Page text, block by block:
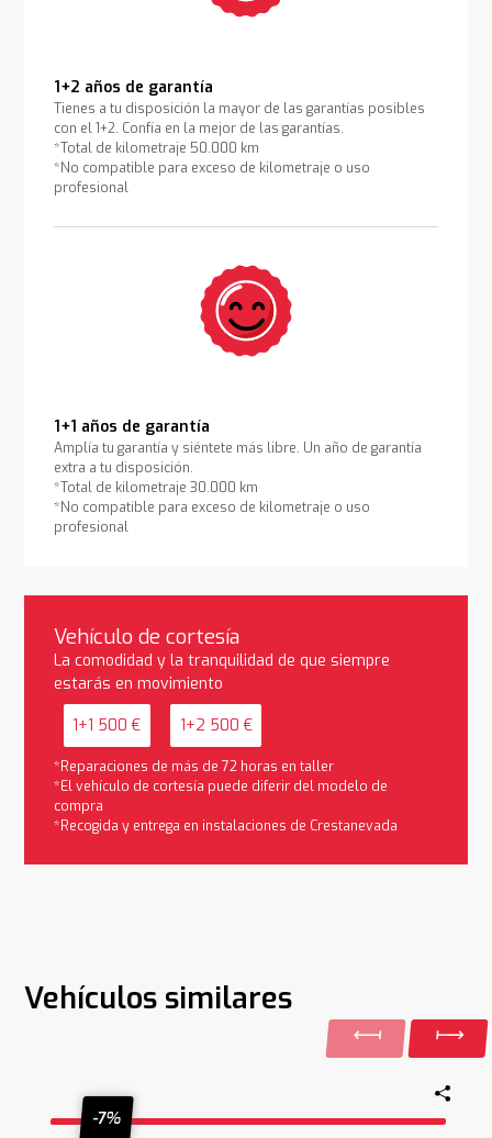
1+2 años de garantía
Tienes a tu disposición la mayor de las garantías posibles
con el 1+2. Confía en la mejor de las garantías.
*Total de kilometraje 50.000 km
*No compatible para exceso de kilometraje o uso
profesional
1+1 años de garantía
Amplía tu garantía y siéntete más libre. Un año de garantía
extra a tu disposición.
*Total de kilometraje 30.000 km
*No compatible para exceso de kilometraje o uso
profesional
Vehículo de cortesía
La comodidad y la tranquilidad de que siempre
estarás en movimiento
1+1 500 € 1+2 500 €
*Reparaciones de más de 72 horas en taller
*El vehículo de cortesía puede diferir del modelo de
compra
*Recogida y entrega en instalaciones de Crestanevada
Vehículos similares
-7%